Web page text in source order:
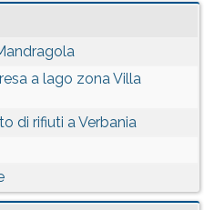
a lago zona Villa
di rifiuti a Verbania